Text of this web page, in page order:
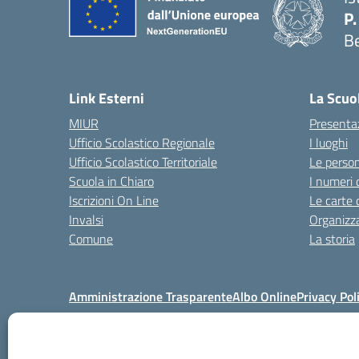
Link Esterni
MIUR
Ufficio Scolastico Regionale
Ufficio Scolastico Territoriale
Scuola in Chiaro
Iscrizioni On Line
Invalsi
Comune
La
I luoghi
Le
I numeri
Le carte
La storia
Amministrazione TrasparenteAlbo OnlinePrivacy